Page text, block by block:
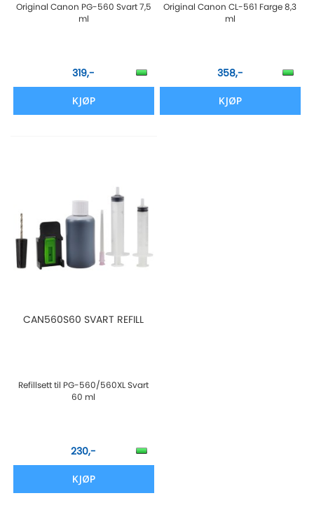
Original Canon PG-560 Svart 7,5
ml
319,-
KJØP
Original Canon CL-561 Farge 8,3
ml
358,-
KJØP
CAN560S60 SVART REFILL
Refillsett til PG-560/560XL Svart
60 ml
230,-
KJØP